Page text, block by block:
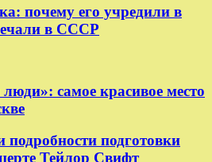
почему его учредили в
в СССР
самое красивое место
подготовки
Тейлор Свифт